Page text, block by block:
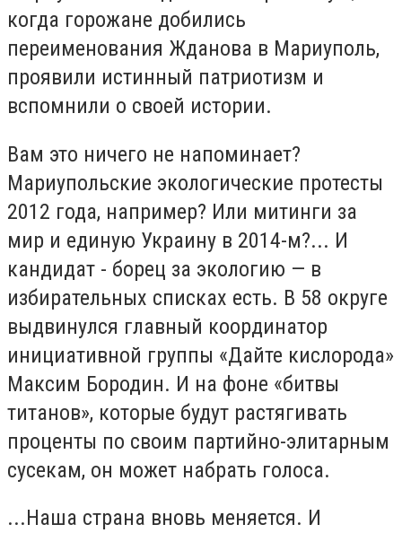
когда горожане добились
переименования Жданова в Мариуполь,
проявили истинный патриотизм и
вспомнили о своей истории.
Вам это ничего не напоминает?
Мариупольские экологические протесты
2012 года, например? Или митинги за
мир и единую Украину в 2014-м?... И
кандидат - борец за экологию — в
избирательных списках есть. В 58 округе
выдвинулся главный координатор
инициативной группы «Дайте кислорода»
Максим Бородин. И на фоне «битвы
титанов», которые будут растягивать
проценты по своим партийно-элитарным
сусекам, он может набрать голоса.
...Наша страна вновь меняется. И